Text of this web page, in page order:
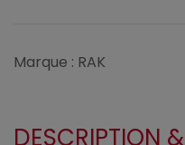
Marque : RAK
DESCRIPTION &